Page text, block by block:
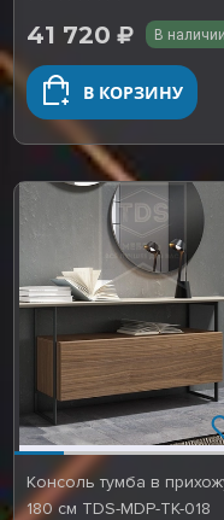
41 720 В наличии
В КОРЗИНУ
Консоль тумба в
180 см TDS-MDP-TK-018